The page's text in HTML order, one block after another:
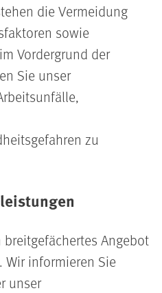
die Vermeidung
sowie
Vordergrund der
Sie unser
zu
Angebot
informieren Sie
unser